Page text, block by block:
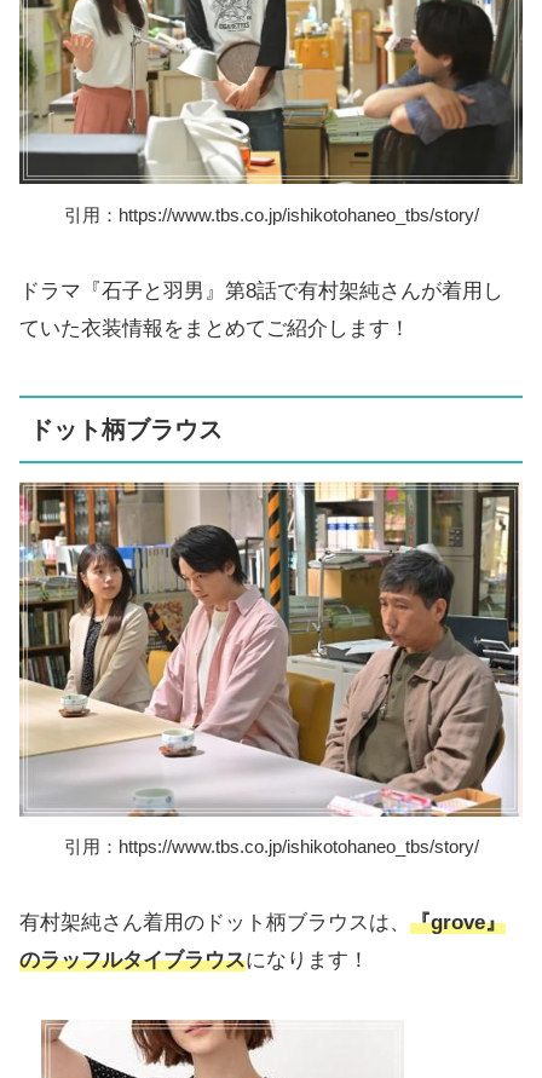
引用：https://www.tbs.co.jp/ishikotohaneo_tbs/story/
ドラマ『石子と羽男』第8話で有村架純さんが着用し
ていた衣装情報をまとめてご紹介します！
ドット柄ブラウス
引用：https://www.tbs.co.jp/ishikotohaneo_tbs/story/
有村架純さん着用のドット柄ブラウスは、 『grove』
のラッフルタイブラウスになります！